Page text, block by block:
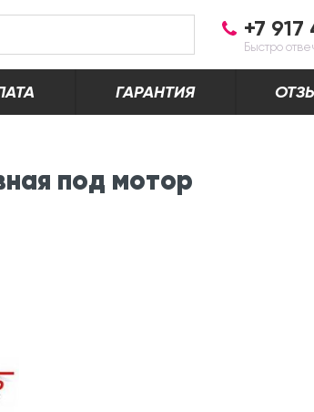
+7
Быстро
ГАРАНТИЯ
под мотор